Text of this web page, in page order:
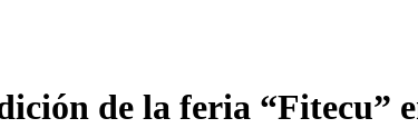
de la feria “Fitecu”